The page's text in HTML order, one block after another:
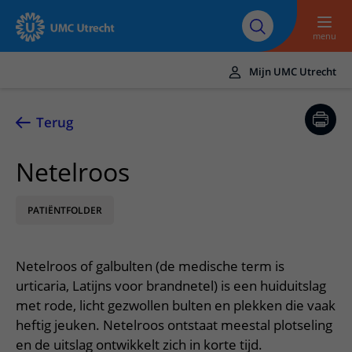
Naar hoofdinhoud
Over UMC
Utrecht
Research
Werken bij het UMC
Utrecht
menu
UMC Utrecht
Zorg en behandeling
Ziekten en aandoeningen
Poliklinieken
Verpleegafdelingen
Onze zorgverleners
Afspraak en opname
Bezoek aan de polikliniek
Opname in het ziekenhuis
Voorbereiding op uw afspraak
Op bezoek in het UMC Utrecht
Apotheek
Winkels en restaurants
Contact en route
Spoed
Contactgegevens
Verwijzers
Patiënt verwijzen
Mijn UMC Utrecht
Terug
Netelroos
PATIËNTFOLDER
Netelroos of galbulten (de medische term is
urticaria, Latijns voor brandnetel) is een huiduitslag
met rode, licht gezwollen bulten en plekken die vaak
heftig jeuken. Netelroos ontstaat meestal plotseling
en de uitslag ontwikkelt zich in korte tijd.